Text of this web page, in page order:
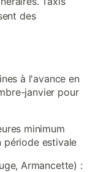
des
à l'avance en
janvier pour
minimum
période estivale
Armancette) :